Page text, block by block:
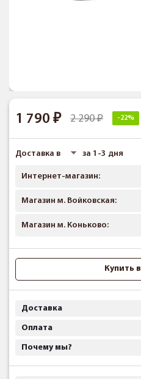
1 790 2 290 -22%
Доставка в за 1-3 дня
Интернет-магазин:
Магазин м. Войковская:
Магазин м. Коньково:
Купить
Доставка
Оплата
Почему мы?